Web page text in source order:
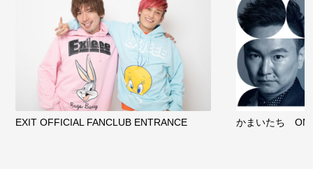
EXIT OFFICIAL FANCLUB ENTRANCE かまいたち